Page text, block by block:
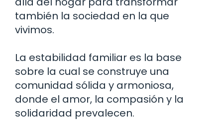
también la sociedad en la que
vivimos.
La estabilidad familiar es la base
sobre la cual se construye una
comunidad sólida y armoniosa,
donde el amor, la compasión y la
solidaridad prevalecen.